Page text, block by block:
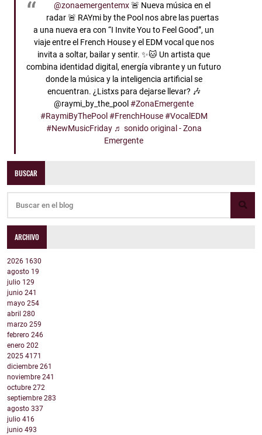
@zonaemergentemx🚨 Nueva música en el
radar 🚨 RAYmi by the Pool nos abre las puertas
a una nueva era con “I Invite You to Feel Good”, un
viaje entre el French House y el EDM vocal que nos
invita a soltar, bailar y sentir. ✨🐱 Un artista que
combina identidad digital, energía vibrante y un futuro
donde la música y la inteligencia artificial se
encuentran. ¿Listxs para dejarse llevar? 🎶
@raymi_by_the_pool#ZonaEmergente
#RaymiByThePool #FrenchHouse #VocalEDM
#NewMusicFriday ♬ sonido original - Zona
Emergente
BUSCAR
ARCHIVO
2026 1630
agosto 19
julio 129
junio 241
mayo 254
abril 280
marzo 259
febrero 246
enero 202
2025 4171
diciembre 261
noviembre 241
octubre 272
septiembre 283
agosto 337
julio 416
junio 493